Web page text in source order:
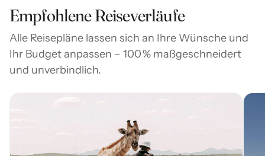
Empfohlene Reiseverläufe
Alle Reisepläne lassen sich an Ihre Wünsche und
Ihr Budget anpassen – 100 % maßgeschneidert
und unverbindlich.